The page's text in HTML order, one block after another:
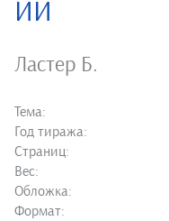
ИИ
Ластер Б.
Тема:
Год тиража:
Страниц:
Вес:
Обложка:
Формат: